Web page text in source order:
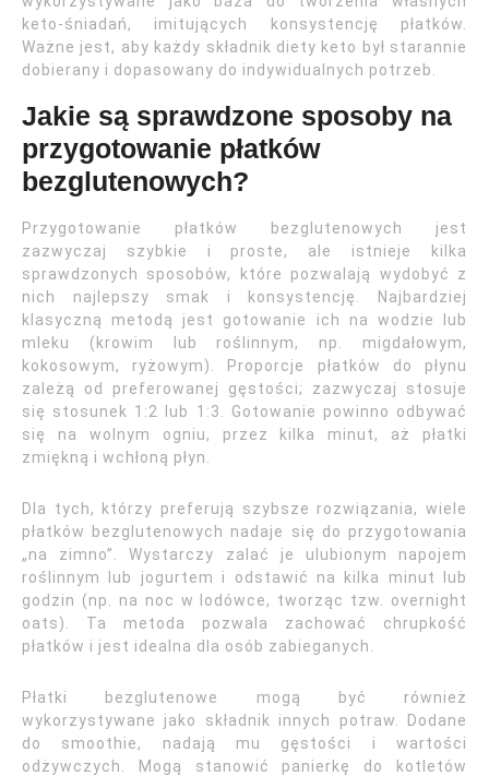
keto-śniadań, imitujących konsystencję płatków.
Ważne jest, aby każdy składnik diety keto był starannie
dobierany i dopasowany do indywidualnych potrzeb.
Jakie są sprawdzone sposoby na
przygotowanie płatków
bezglutenowych?
Przygotowanie płatków bezglutenowych jest
zazwyczaj szybkie i proste, ale istnieje kilka
sprawdzonych sposobów, które pozwalają wydobyć z
nich najlepszy smak i konsystencję. Najbardziej
klasyczną metodą jest gotowanie ich na wodzie lub
mleku (krowim lub roślinnym, np. migdałowym,
kokosowym, ryżowym). Proporcje płatków do płynu
zależą od preferowanej gęstości; zazwyczaj stosuje
się stosunek 1:2 lub 1:3. Gotowanie powinno odbywać
się na wolnym ogniu, przez kilka minut, aż płatki
zmiękną i wchłoną płyn.
Dla tych, którzy preferują szybsze rozwiązania, wiele
płatków bezglutenowych nadaje się do przygotowania
„na zimno”. Wystarczy zalać je ulubionym napojem
roślinnym lub jogurtem i odstawić na kilka minut lub
godzin (np. na noc w lodówce, tworząc tzw. overnight
oats). Ta metoda pozwala zachować chrupkość
płatków i jest idealna dla osób zabieganych.
Płatki bezglutenowe mogą być również
wykorzystywane jako składnik innych potraw. Dodane
do smoothie, nadają mu gęstości i wartości
odżywczych. Mogą stanowić panierkę do kotletów